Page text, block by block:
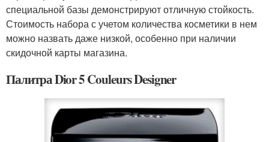
специальной базы демонстрируют отличную стойкость.
Стоимость набора с учетом количества косметики в нем
можно назвать даже низкой, особенно при наличии
скидочной карты магазина.
Палитра Dior 5 Couleurs Designer